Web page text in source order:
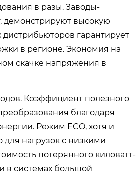
в разы. Заводы-
демонстрируют высокую
гарантирует
в регионе. Экономия на
скачке напряжения в
Коэффициент полезного
благодаря
Режим ECO, хотя и
для нагрузок с низкими
потерянного киловатт-
в системах большой